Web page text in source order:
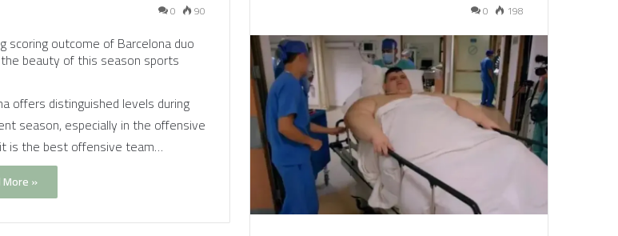
0 90
offers distinguished levels during
season, especially in the offensive
is the best offensive team…
More »
0 198